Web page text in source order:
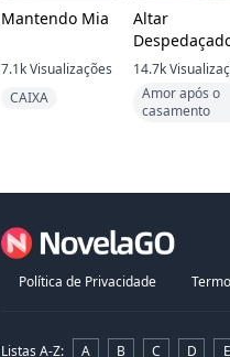
Mantendo Mia
7.1kVisualizações
CAIXA
Altar
Um
Máfia
14.7k
Amor após o
casamento
Política de Privacidade
Listas A-Z: A B C D E